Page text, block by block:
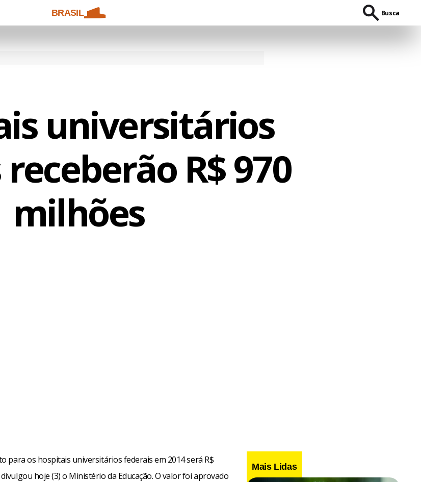
BRASIL Busca
universitários
R$ 970
milhões
para os hospitais universitários federais em 2014 será R$
hoje (3) o Ministério da Educação. O valor foi aprovado
Mais Lidas